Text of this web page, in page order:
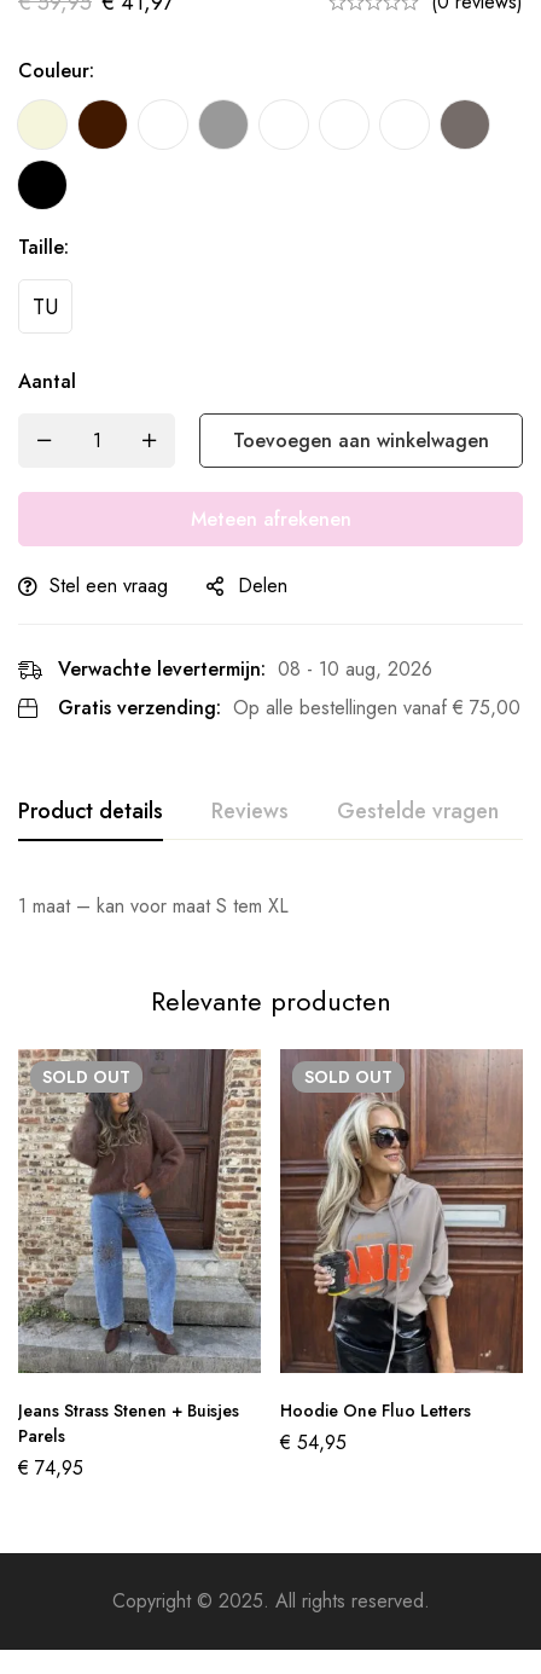
Couleur:
Taille:
TU
Aantal
Toevoegen aan winkelwagen
Meteen afrekenen
Stel een vraag Delen
Verwachte levertermijn: 08 - 10 aug, 2026
Gratis verzending: Op alle bestellingen vanaf € 75,00
Product details Reviews Gestelde vragen
1 maat – kan voor maat S tem XL
Relevante producten
SOLD OUT
Jeans Strass Stenen + Buisjes
Parels
€ 74,95
SOLD OUT
Hoodie One Fluo Letters
€ 54,95
Copyright © 2025. All rights reserved.